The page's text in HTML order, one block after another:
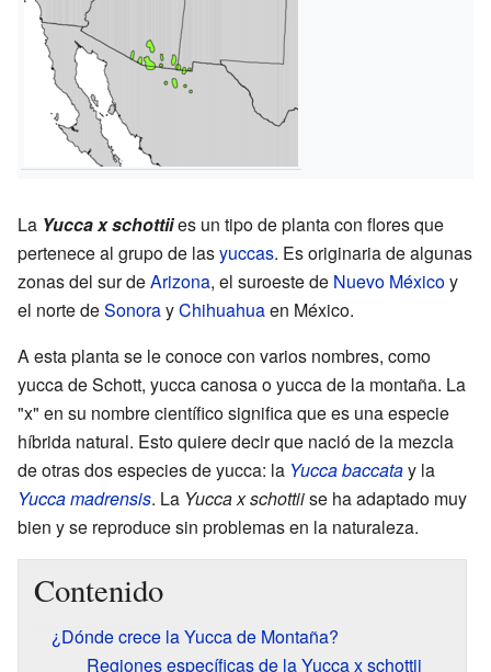
La Yucca x schottiies un tipo de planta con flores que
pertenece al grupo de lasyuccas. Es originaria de algunas
zonas del sur deArizona, el suroeste de Nuevo Méxicoy
el norte deSonorayChihuahuaen México.
A esta planta se le conoce con varios nombres, como
yucca de Schott, yucca canosa o yucca de la montaña. La
"x" en su nombre científico significa que es una especie
híbrida natural. Esto quiere decir que nació de la mezcla
de otras dos especies de yucca: la Yucca baccatay la
Yucca madrensis. La Yucca x schottiise ha adaptado muy
bien y se reproduce sin problemas en la naturaleza.
Contenido
¿Dónde crece la Yucca de Montaña?
Regiones específicas de la Yucca x schottii